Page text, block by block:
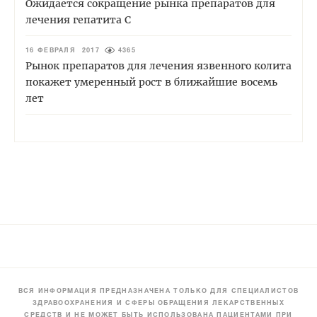
Ожидается сокращение рынка препаратов для
лечения гепатита С
16 ФЕВРАЛЯ 2017 4365
Рынок препаратов для лечения язвенного колита
покажет умеренный рост в ближайшие восемь
лет
ВСЯ ИНФОРМАЦИЯ ПРЕДНАЗНАЧЕНА ТОЛЬКО ДЛЯ СПЕЦИАЛИСТОВ
ЗДРАВООХРАНЕНИЯ И СФЕРЫ ОБРАЩЕНИЯ ЛЕКАРСТВЕННЫХ
СРЕДСТВ И НЕ МОЖЕТ БЫТЬ ИСПОЛЬЗОВАНА ПАЦИЕНТАМИ ПРИ